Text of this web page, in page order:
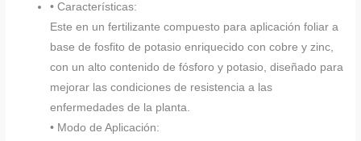
• Características:
Este en un fertilizante compuesto para aplicación foliar a
base de fosfito de potasio enriquecido con cobre y zinc,
con un alto contenido de fósforo y potasio, diseñado para
mejorar las condiciones de resistencia a las
enfermedades de la planta.
• Modo de Aplicación: